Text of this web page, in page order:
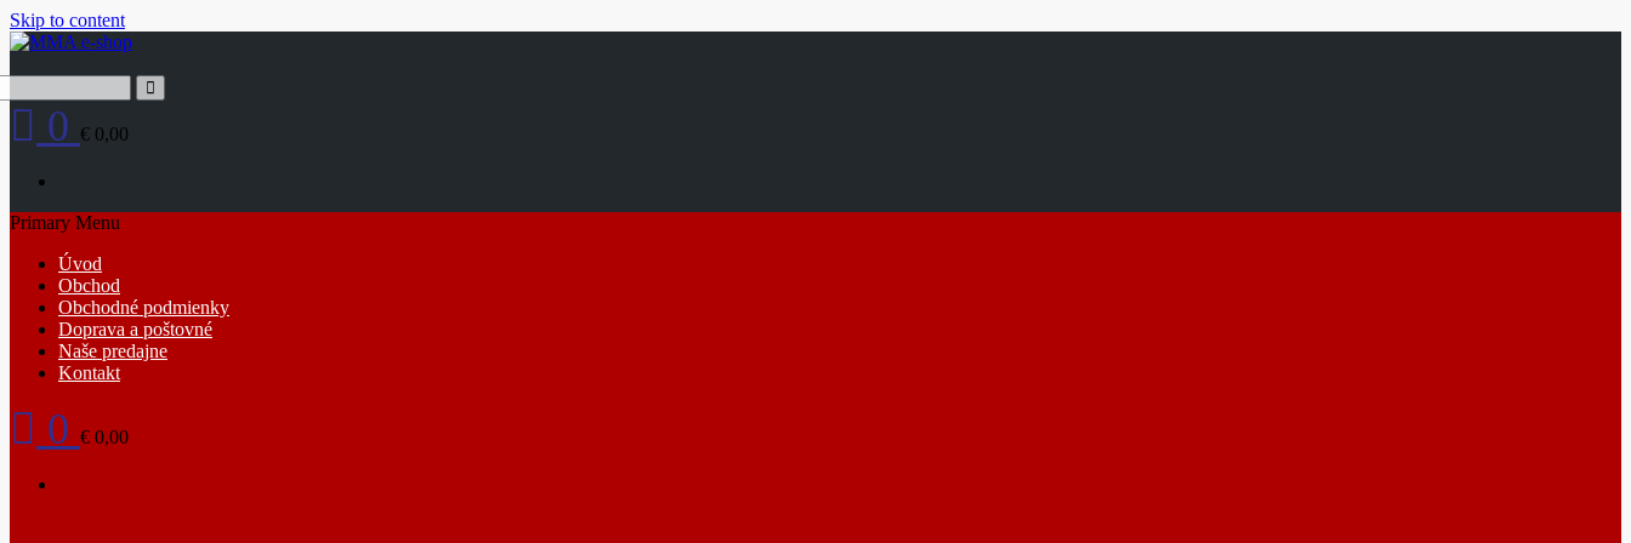
Skip to content
0 € 0,00
Primary Menu
Úvod
Obchod
Obchodné podmienky
Doprava a poštovné
Naše predajne
Kontakt
0 € 0,00